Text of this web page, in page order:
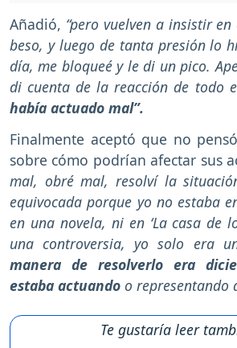
Añadió, “pero vuelven a insistir
beso, y luego de tanta presión lo
día, me bloqueé y le di un pico.
di cuenta de la reacción de todo
había actuado mal”.
Finalmente aceptó que no
sobre cómo podrían afectar sus
mal, obré mal, resolví la
equivocada porque yo no estaba
en una novela, ni en ‘La casa de
una controversia, yo solo era
manera de resolverlo era
estaba actuando o representando
Te gustaría leer